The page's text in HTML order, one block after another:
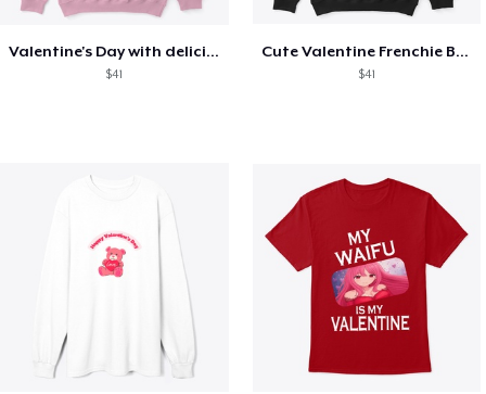
Valentine's Day with delicious food
$41
Cute Valentine Frenchie Bulldog
$41